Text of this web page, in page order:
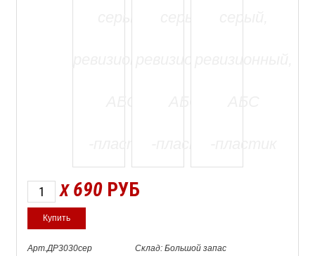
X 690 РУБ
Арт.ДР3030сер
Склад: Большой запас